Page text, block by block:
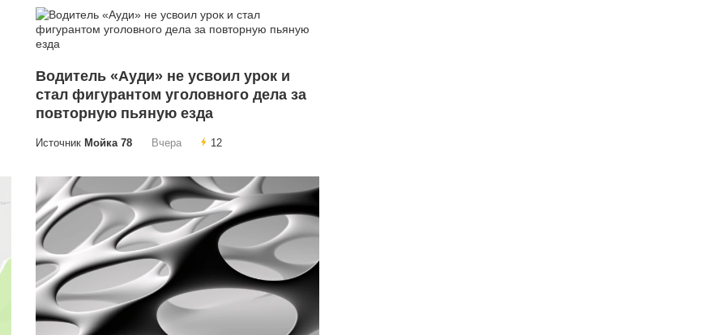
Водитель «Ауди» не усвоил урок и
стал фигурантом уголовного дела за
повторную пьяную езда
Источник Мойка 78 Вчера 12